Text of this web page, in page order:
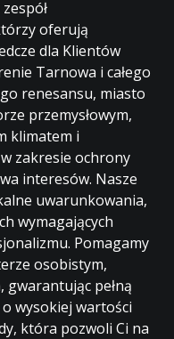
oferują
dla Klientów
Tarnowa i całego
renesansu, miasto
przemysłowym,
klimatem i
zakresie ochrony
interesów. Nasze
uwarunkowania,
wymagających
Pomagamy
osobistym,
pełną
wysokiej wartości
która pozwoli Ci na